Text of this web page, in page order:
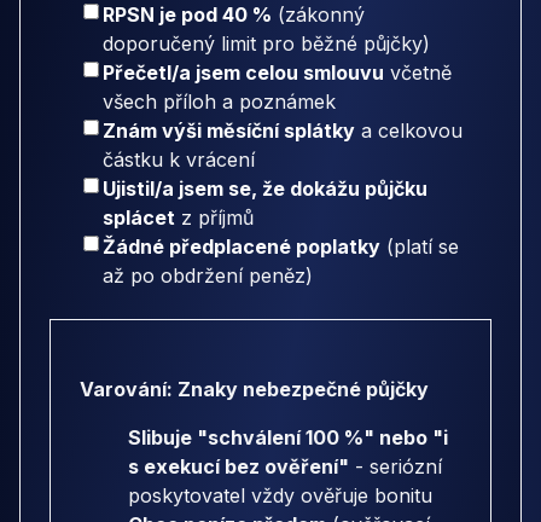
RPSN je pod 40 % (zákonný
doporučený limit pro běžné půjčky)
Přečetl/a jsem celou smlouvu včetně
všech příloh a poznámek
Znám výši měsíční splátky a celkovou
částku k vrácení
Ujistil/a jsem se, že dokážu půjčku
splácet z příjmů
Žádné předplacené poplatky (platí se
až po obdržení peněz)
Varování: Znaky nebezpečné půjčky
Slibuje "schválení 100 %" nebo "i
s exekucí bez ověření" - seriózní
poskytovatel vždy ověřuje bonitu